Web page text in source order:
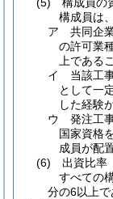
構成員は
ア 共同企業
の許可業
上である
イ 当該工事
として一
した経験
ウ 発注工事
国家資格
成員が配
(6) 出資比率
すべての
分の6以上で